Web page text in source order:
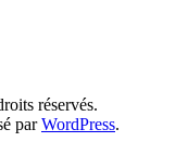
réservés.
parWordPress.